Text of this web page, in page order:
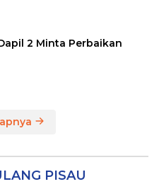
2 Minta Perbaikan
PISAU